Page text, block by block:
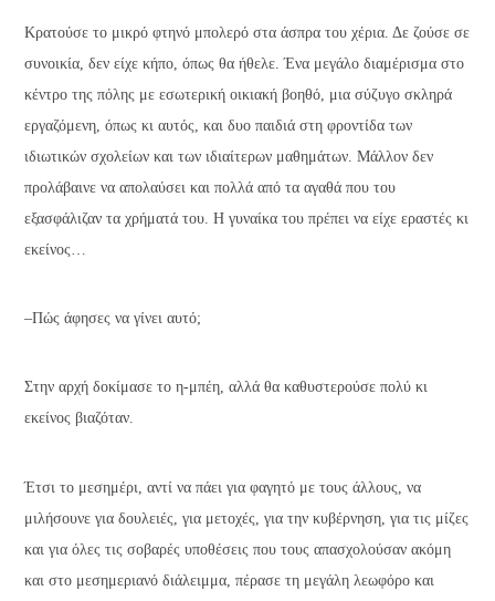
Κρατούσε το μικρό φτηνό μπολερό στα άσπρα του χέρια. Δε ζούσε σε
συνοικία, δεν είχε κήπο, όπως θα ήθελε. Ένα μεγάλο διαμέρισμα στο
κέντρο της πόλης με εσωτερική οικιακή βοηθό, μια σύζυγο σκληρά
εργαζόμενη, όπως κι αυτός, και δυο παιδιά στη φροντίδα των
ιδιωτικών σχολείων και των ιδιαίτερων μαθημάτων. Μάλλον δεν
προλάβαινε να απολαύσει και πολλά από τα αγαθά που του
εξασφάλιζαν τα χρήματά του. Η γυναίκα του πρέπει να είχε εραστές κι
εκείνος…
–Πώς άφησες να γίνει αυτό;
Στην αρχή δοκίμασε το η-μπέη, αλλά θα καθυστερούσε πολύ κι
εκείνος βιαζόταν.
Έτσι το μεσημέρι, αντί να πάει για φαγητό με τους άλλους, να
μιλήσουνε για δουλειές, για μετοχές, για την κυβέρνηση, για τις μίζες
και για όλες τις σοβαρές υποθέσεις που τους απασχολούσαν ακόμη
και στο μεσημεριανό διάλειμμα, πέρασε τη μεγάλη λεωφόρο και